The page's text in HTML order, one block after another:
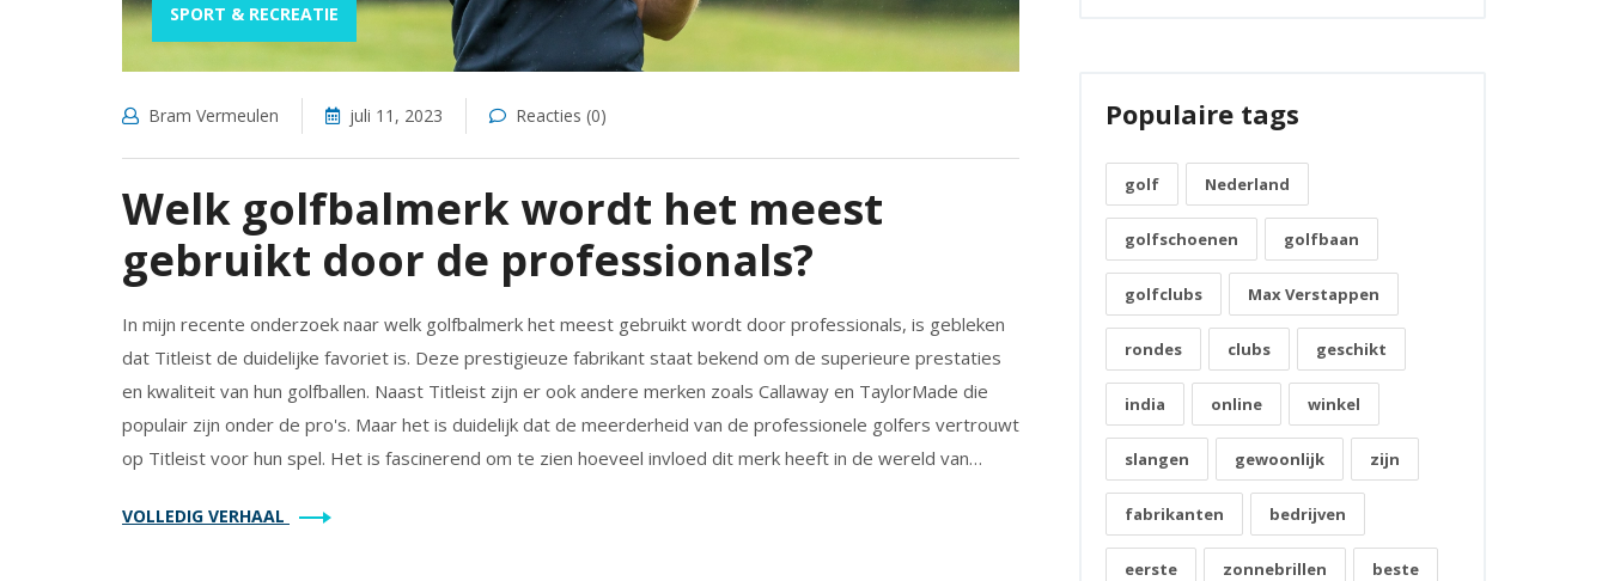
SPORT & RECREATIE
Bram Vermeulen juli 11, 2023 Reacties (0)
Welk golfbalmerk wordt het meest
gebruikt door de professionals?
In mijn recente onderzoek naar welk golfbalmerk het meest gebruikt wordt door professionals, is gebleken
dat Titleist de duidelijke favoriet is. Deze prestigieuze fabrikant staat bekend om de superieure prestaties
en kwaliteit van hun golfballen. Naast Titleist zijn er ook andere merken zoals Callaway en TaylorMade die
populair zijn onder de pro's. Maar het is duidelijk dat de meerderheid van de professionele golfers vertrouwt
op Titleist voor hun spel. Het is fascinerend om te zien hoeveel invloed dit merk heeft in de wereld van
VOLLEDIG VERHAAL
Populaire tags
golf Nederland
golfschoenen golfbaan
golfclubs Max Verstappen
rondes clubs geschikt
india online winkel
slangen gewoonlijk zijn
fabrikanten bedrijven
eerste zonnebrillen beste